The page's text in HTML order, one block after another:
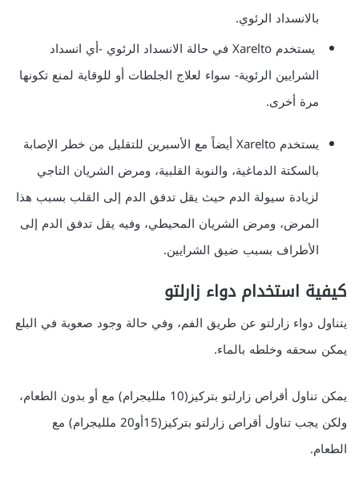
بالانسداد الرئوي.
يستخدم Xarelto في حالة الانسداد الرئوي -أي انسداد
الشرايين الرئوية- سواء لعلاج الجلطات أو للوقاية لمنع تكونها
مرة أخرى.
يستخدم Xarelto أيضاً مع الأسبرين للتقليل من خطر الإصابة
بالسكتة الدماغية، والنوبة القلبية، ومرض الشريان التاجي
لزيادة سيولة الدم حيث يقل تدفق الدم إلى القلب بسبب هذا
المرض، ومرض الشريان المحيطي، وفيه يقل تدفق الدم إلى
الأطراف بسبب ضيق الشرايين.
كيفية استخدام دواء زارلتو
يتناول دواء زارلتو عن طريق الفم، وفي حالة وجود صعوبة في البلع
يمكن سحقه وخلطه بالماء.
يمكن تناول أقراص زارلتو بتركيز(10 ملليجرام) مع أو بدون الطعام،
ولكن يجب تناول أقراص زارلتو بتركيز(15أو20 ملليجرام) مع
الطعام.